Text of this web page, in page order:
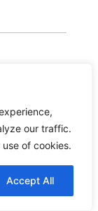
our traffic.
of cookies.
Accept All
Media ·